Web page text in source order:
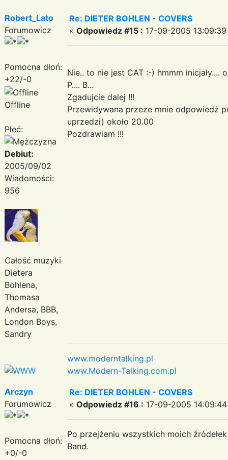
Robert_Lato
Forumowicz
Pomocna dłoń:
+22/-0
Offline
Płeć:
Debiut:
2005/09/02
Wiadomości:
956
Całość muzyki
Dietera
Bohlena,
Thomasa
Andersa, BBB,
London Boys,
Sandry
Re: DIETER BOHLEN - COVERS
« Odpowiedz #15 : 17-09-2005
Nie.. to nie jest CAT :-) hmmm inicjały....
P.... B...
Zgadujcie dalej !!!
Przewidywana przeze mnie odpowiedź
uprzedzi) około 20.00
Pozdrawiam !!!
www.moderntalking.pl
www.Modern-Talking.com.pl
Arczyn
Forumowicz
Pomocna dłoń:
+0/-0
Re: DIETER BOHLEN - COVERS
« Odpowiedz #16 : 17-09-2005
Po przejżeniu wszystkich moich
Band.